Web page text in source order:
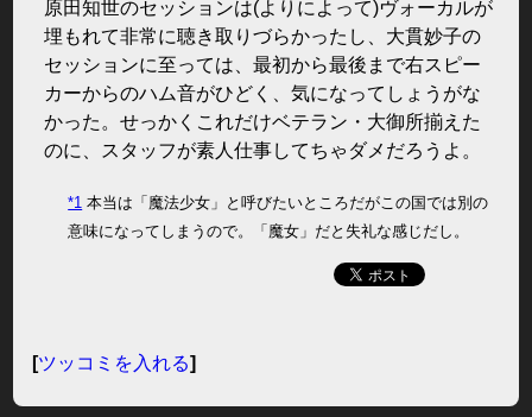
原田知世のセッションは(よりによって)ヴォーカルが
埋もれて非常に聴き取りづらかったし、大貫妙子の
セッションに至っては、最初から最後まで右スピー
カーからのハム音がひどく、気になってしょうがな
かった。せっかくこれだけベテラン・大御所揃えた
のに、スタッフが素人仕事してちゃダメだろうよ。
*1 本当は「魔法少女」と呼びたいところだがこの国では別の
意味になってしまうので。「魔女」だと失礼な感じだし。
[ツッコミを入れる]